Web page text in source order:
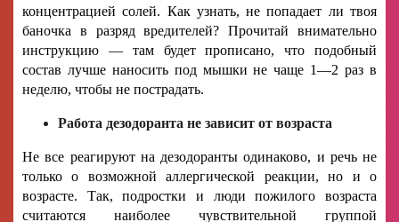
концентрацией солей. Как узнать, не попадает ли твоя
баночка в разряд вредителей? Прочитай внимательно
инструкцию — там будет прописано, что подобный
состав лучше наносить под мышки не чаще 1—2 раз в
неделю, чтобы не пострадать.
Работа дезодоранта не зависит от возраста
Не все реагируют на дезодоранты одинаково, и речь не
только о возможной аллергической реакции, но и о
возрасте. Так, подростки и люди пожилого возраста
считаются наиболее чувствительной группой